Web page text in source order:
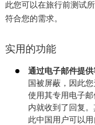
此您可以在旅行前测试
符合您的需求。
实用的功能
通过电子邮件提供
国被屏蔽，因此
使用其专用电子
内就收到了回复
此中国用户可以用